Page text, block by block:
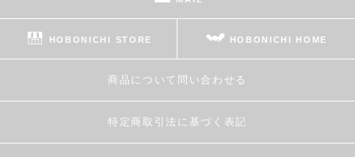
HOBONICHI STORE HOBONICHI HOME
商品について問い合わせる
特定商取引法に基づく表記